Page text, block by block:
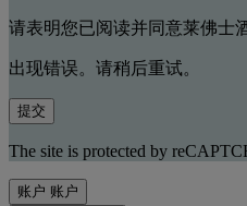
请表明您已阅读并同意莱佛士
出现错误。请稍后重试。
提交
The site is protected by
账户 账户